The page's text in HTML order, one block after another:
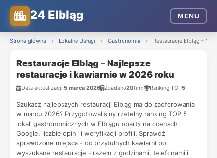
24 Elbląg MENU
Strona główna › Lokalne Usługi › Gastronomia › Restauracje Elbląg –
Restauracje Elbląg – Najlepsze
restauracje i kawiarnie w 2026 roku
Data aktualizacji:5 marca 2026 Zbadano20firm Ranking TOP5
Szukasz najlepszych restauracji Elbląg ma do zaoferowania
w marcu 2026? Przygotowaliśmy rzetelny ranking TOP 5
lokali gastronomicznych w Elblągu oparty na ocenach
Google, liczbie opinii i weryfikacji profili. Sprawdź
sprawdzone miejsca - od przytulnych kawiarni po
wyszukane restauracje - razem z godzinami, telefonami i